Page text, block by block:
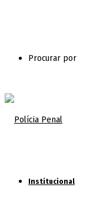
Procurar por
Institucional